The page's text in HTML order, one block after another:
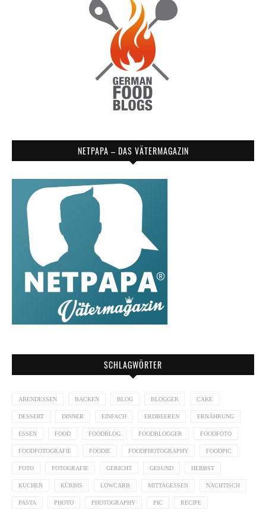
NETPAPA – DAS VÄTERMAGAZIN
SCHLAGWÖRTER
ABENDESSEN BACKEN BLOG BLOGGER CAKE
DESSERT DINNER EINFACH ERDBEEREN ERNÄHRUNG
ESSEN FOOD FOODBLOG FOODBLOGGER FOODFOTO
FOODFOTOGRAFIE FOODIE FOODPHOTOGRAPHY FOODPIC
FOTO FOTOGRAFIE GERICHT GESUND HERBST
KUCHEN KÜRBIS LOWCARB MITTAGESSEN NACHTISCH
PASTA PHOTO PHOTOGRAPHY PIC RECIPE